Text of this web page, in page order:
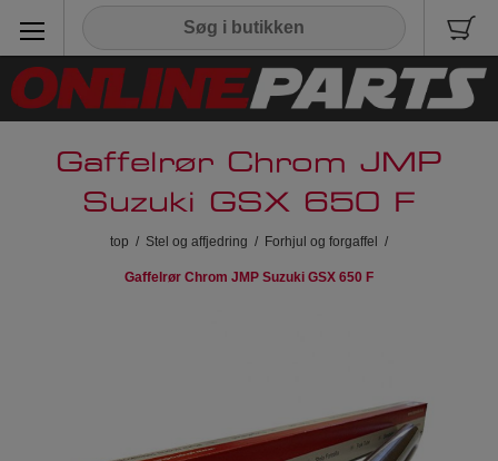
Gaffelrør Chrom JMP
Suzuki GSX 650 F
top / Stel og affjedring / Forhjul og forgaffel /
Gaffelrør Chrom JMP Suzuki GSX 650 F